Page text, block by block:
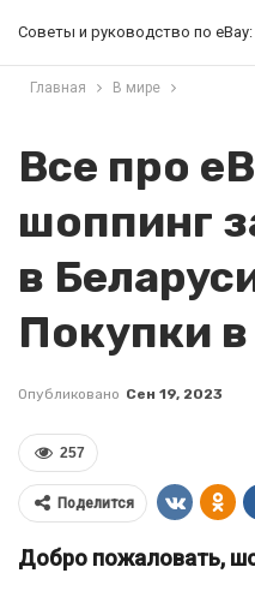
Советы и руководство по
Главная В мире
Все про
шоппинг
в
Покупки
Опубликовано Сен 19, 2023
257
Поделится
Добро пожаловать,